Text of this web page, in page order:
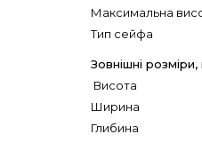
Максимальна
Тип
Зовнішні